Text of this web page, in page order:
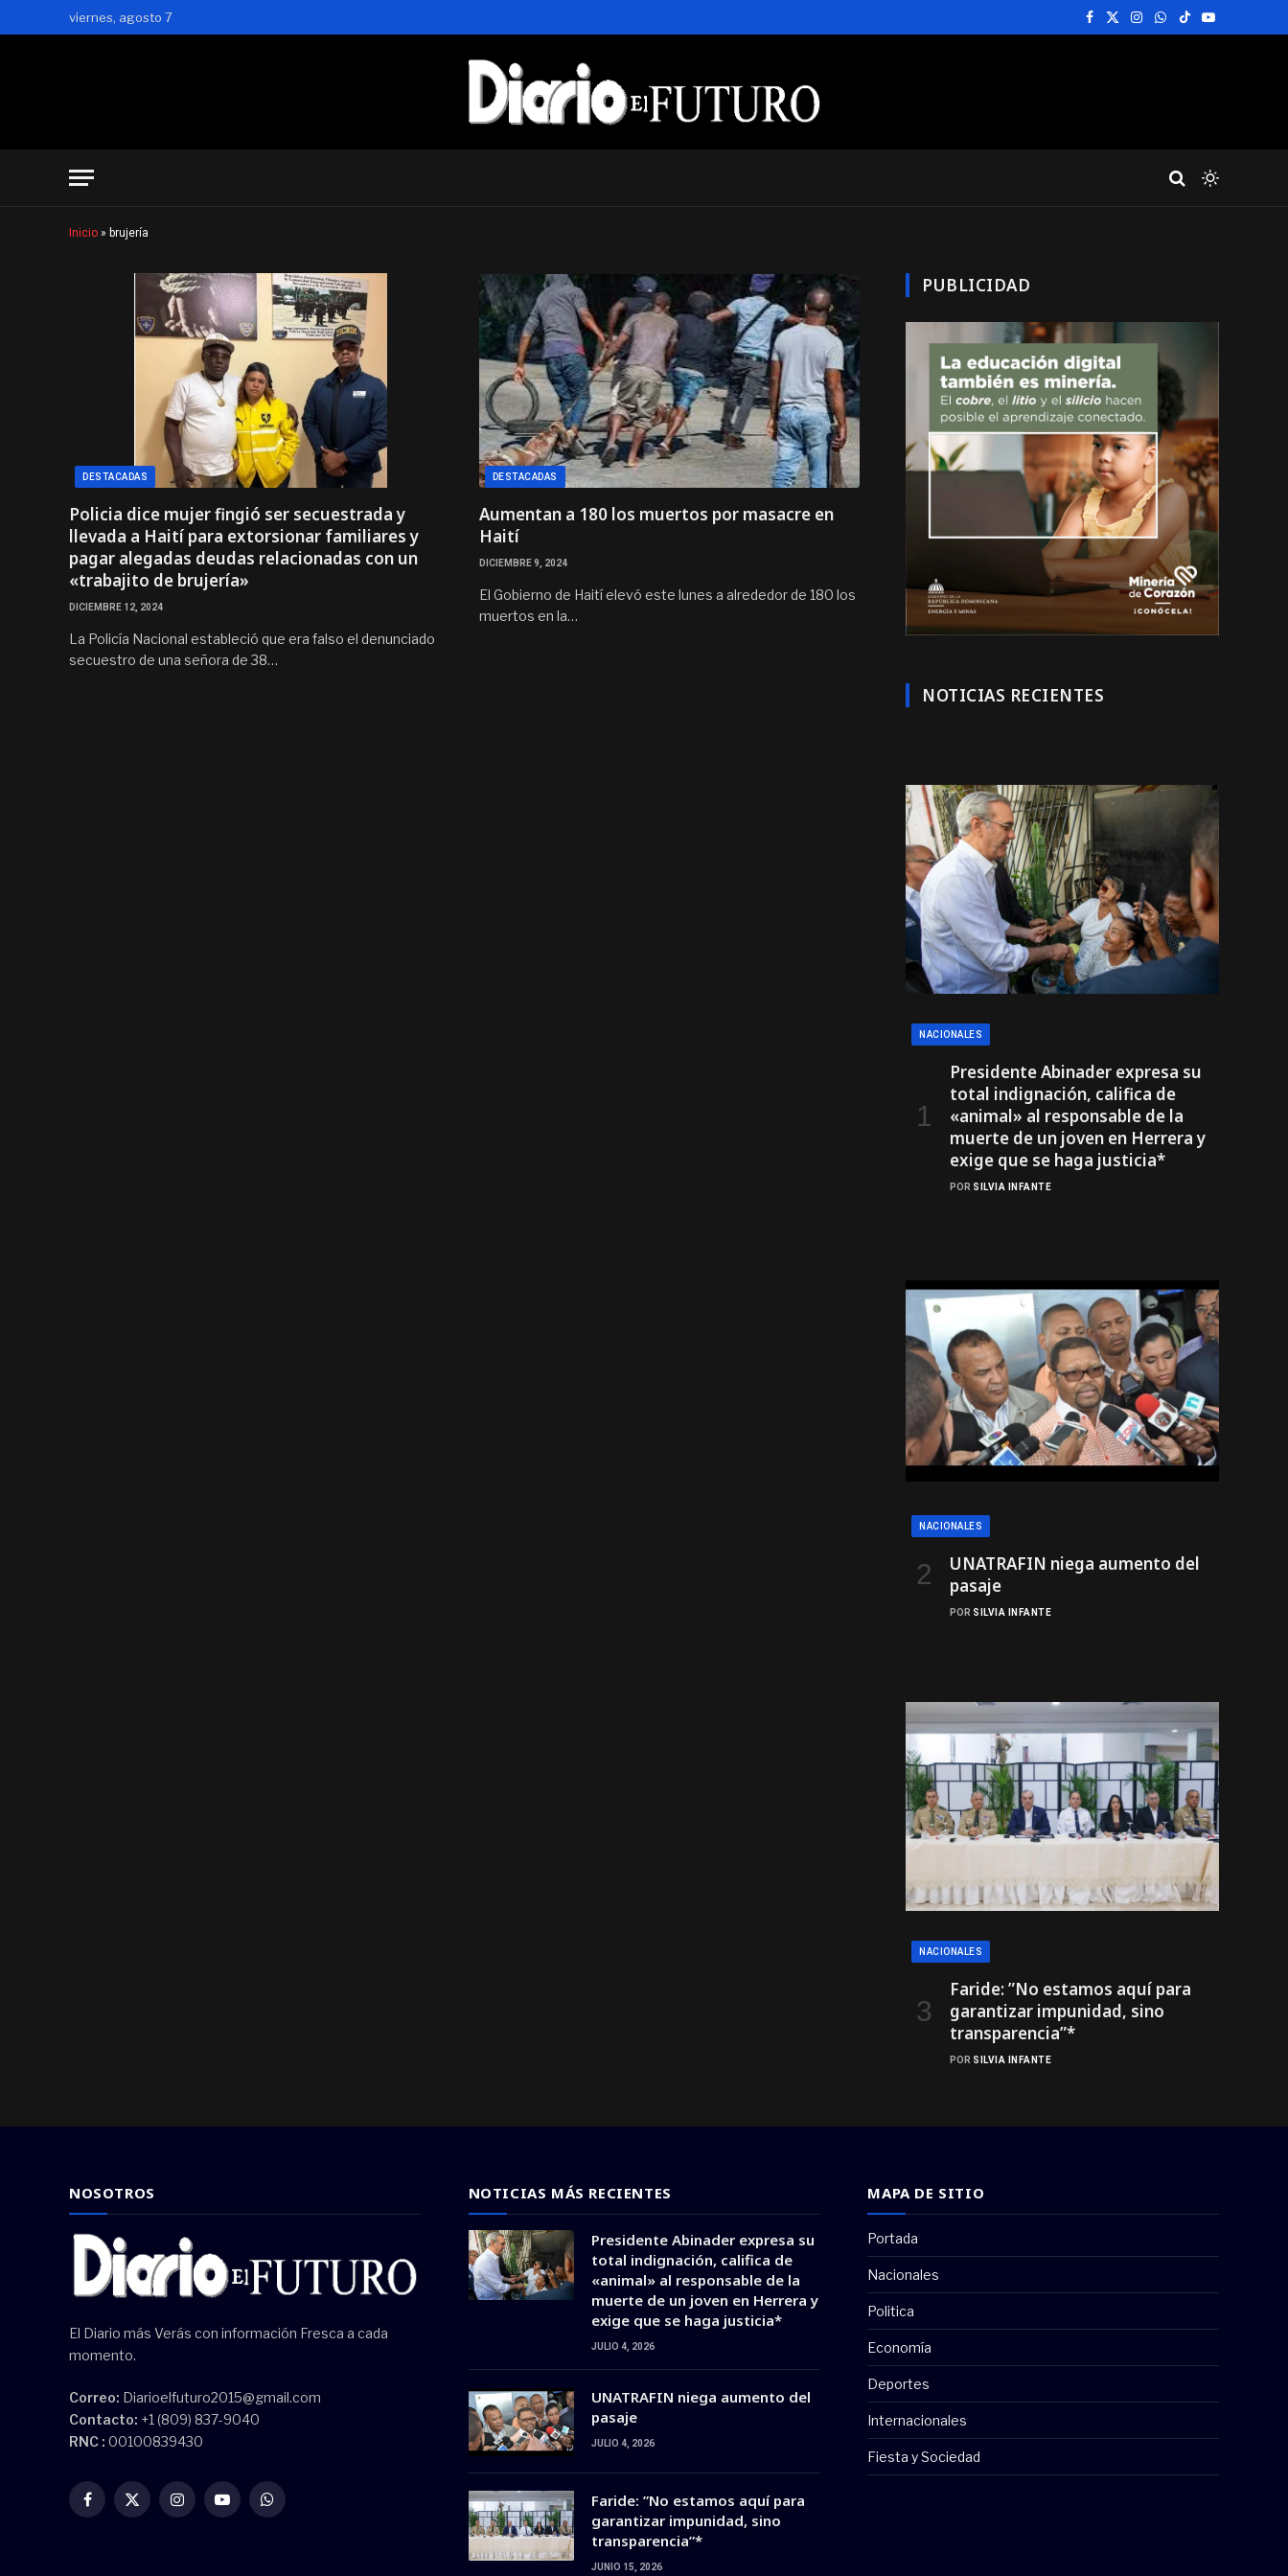
viernes, agosto 7
Facebook
X
Instagram
WhatsApp
TikTokYouTube
Inicio » brujería
DESTACADAS
Policia dice mujer fingió ser secuestrada y
llevada a Haití para extorsionar familiares y
pagar alegadas deudas relacionadas con un
«trabajito de brujería»
DICIEMBRE 12, 2024
La Policía Nacional estableció que era falso el denunciado
secuestro de una señora de 38…
DESTACADAS
Aumentan a 180 los muertos por masacre en
Haití
DICIEMBRE 9, 2024
El Gobierno de Haití elevó este lunes a alrededor de 180 los
muertos en la…
PUBLICIDAD
NOTICIAS RECIENTES
NACIONALES
Presidente Abinader expresa su
total indignación, califica de
«animal» al responsable de la
muerte de un joven en Herrera y
exige que se haga justicia*
POR SILVIA INFANTE
NACIONALES
UNATRAFIN niega aumento del
pasaje
POR SILVIA INFANTE
NACIONALES
Faride: ”No estamos aquí para
garantizar impunidad, sino
transparencia”*
POR SILVIA INFANTE
NOSOTROS
El Diario más Verás con información Fresca a cada
momento.
Correo: Diarioelfuturo2015@gmail.com
Contacto: +1 (809) 837-9040
RNC : 00100839430
Facebook
X
InstagramYouTubeWhatsApp
NOTICIAS MÁS RECIENTES
Presidente Abinader expresa su
total indignación, califica de
«animal» al responsable de la
muerte de un joven en Herrera y
exige que se haga justicia*
JULIO 4, 2026
UNATRAFIN niega aumento del
pasaje
JULIO 4, 2026
Faride: ”No estamos aquí para
garantizar impunidad, sino
transparencia”*
JUNIO 15, 2026
MAPA DE SITIO
Portada
Nacionales
Politica
Economía
Deportes
Internacionales
Fiesta y Sociedad